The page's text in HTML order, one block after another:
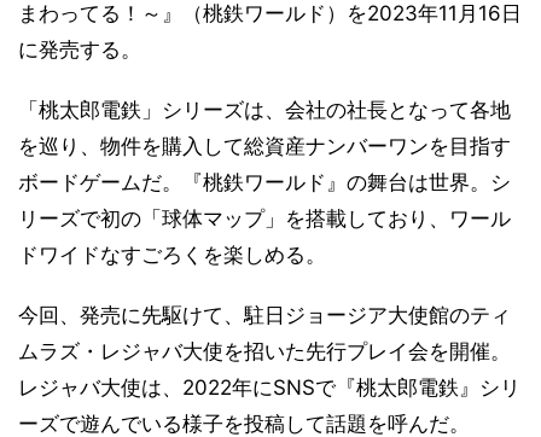
まわってる！～』（桃鉄ワールド）を2023年11月16日
に発売する。
「桃太郎電鉄」シリーズは、会社の社長となって各地
を巡り、物件を購入して総資産ナンバーワンを目指す
ボードゲームだ。『桃鉄ワールド』の舞台は世界。シ
リーズで初の「球体マップ」を搭載しており、ワール
ドワイドなすごろくを楽しめる。
今回、発売に先駆けて、駐日ジョージア大使館のティ
ムラズ・レジャバ大使を招いた先行プレイ会を開催。
レジャバ大使は、2022年にSNSで『桃太郎電鉄』シリ
ーズで遊んでいる様子を投稿して話題を呼んだ。